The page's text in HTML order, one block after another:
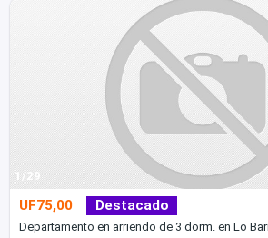
1/29
UF75,00 Destacado
Departamento en arriendo de 3 dorm. en Lo